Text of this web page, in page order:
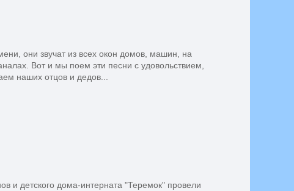
они звучат из всех окон домов, машин, на
Вот и мы поем эти песни с удовольствием,
наших отцов и дедов...
и детского дома-интерната "Теремок" провели